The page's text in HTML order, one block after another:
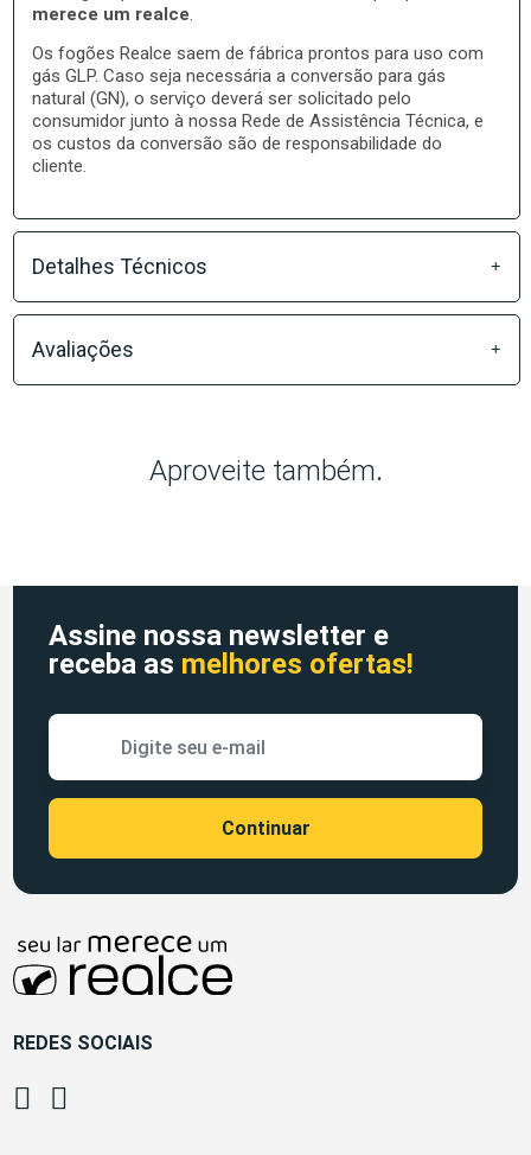
merece um realce.
Os fogões Realce saem de fábrica prontos para uso com
gás GLP. Caso seja necessária a conversão para gás
natural (GN), o serviço deverá ser solicitado pelo
consumidor junto à nossa Rede de Assistência Técnica, e
os custos da conversão são de responsabilidade do
cliente.
Detalhes Técnicos
Avaliações
Aproveite também.
Assine nossa newsletter e
receba as melhores ofertas!
REDES SOCIAIS